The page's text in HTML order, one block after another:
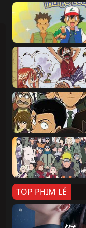
TOP PHIM LẺ